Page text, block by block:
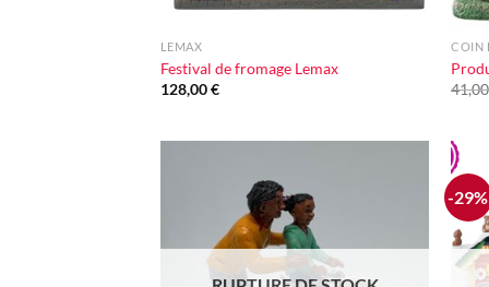
+
LEMAX
Festival de fromage Lemax
128,00€
+
COIN
-29%